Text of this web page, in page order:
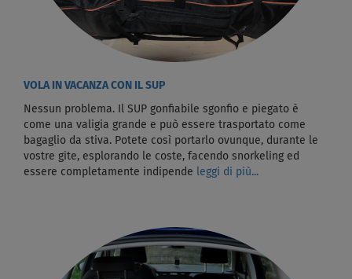
VOLA IN VACANZA CON IL SUP
Nessun problema. Il SUP gonfiabile sgonfio e piegato è
come una valigia grande e può essere trasportato come
bagaglio da stiva. Potete così portarlo ovunque, durante le
vostre gite, esplorando le coste, facendo snorkeling ed
essere completamente indipende leggi di più...